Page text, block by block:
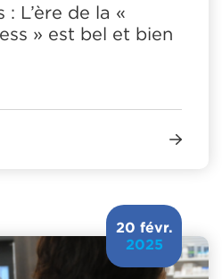
L’ère de la «
» est bel et bien
20 févr.
2025